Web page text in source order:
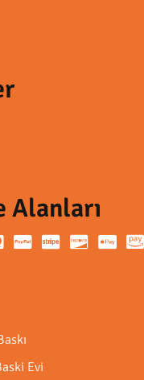
Alanları
Evi